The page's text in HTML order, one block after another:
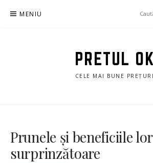
MENIU
PRETUL OK
CELE MAI BUNE PREȚURI
Prunele și beneficiile lor
surprinzătoare